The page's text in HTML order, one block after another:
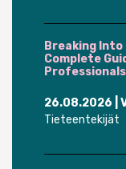
Breaking
Complete
Professionals
26.08.2026 |
Tieteentekijät